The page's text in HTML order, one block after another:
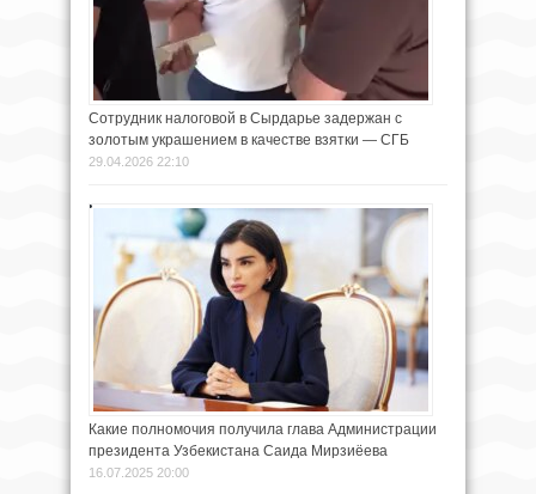
Сотрудник налоговой в Сырдарье задержан с
золотым украшением в качестве взятки — СГБ
29.04.2026 22:10
Какие полномочия получила глава Администрации
президента Узбекистана Саида Мирзиёева
16.07.2025 20:00